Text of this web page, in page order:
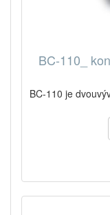
BC-110_
BC-110 je